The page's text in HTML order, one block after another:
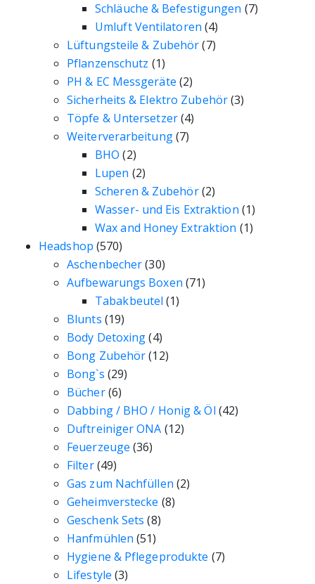
Schläuche & Befestigungen (7)
Umluft Ventilatoren (4)
Lüftungsteile & Zubehör (7)
Pflanzenschutz (1)
PH & EC Messgeräte (2)
Sicherheits & Elektro Zubehör(3)
Töpfe & Untersetzer(4)
Weiterverarbeitung(7)
BHO (2)
Lupen (2)
Scheren & Zubehör(2)
Wasser- und Eis Extraktion (1)
Wax and Honey Extraktion (1)
Headshop (570)
Aschenbecher(30)
Aufbewarungs Boxen (71)
Tabakbeutel (1)
Blunts (19)
Body Detoxing (4)
Bong Zubehör(12)
Bong`s (29)
Bücher(6)
Dabbing / BHO / Honig & Öl (42)
Duftreiniger ONA (12)
Feuerzeuge (36)
Filter(49)
Gas zum Nachfüllen (2)
Geheimverstecke (8)
Geschenk Sets (8)
Hanfmühlen (51)
Hygiene & Pflegeprodukte (7)
Lifestyle (3)